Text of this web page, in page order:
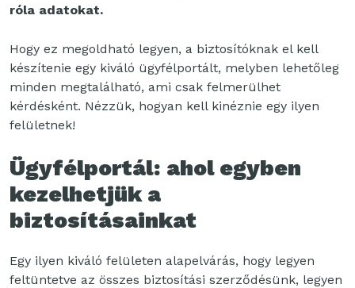
róla adatokat.
Hogy ez megoldható legyen, a biztosítóknak el kell
készítenie egy kiváló ügyfélportált, melyben lehetőleg
minden megtalálható, ami csak felmerülhet
kérdésként. Nézzük, hogyan kell kinéznie egy ilyen
felületnek!
Ügyfélportál: ahol egyben
kezelhetjük a
biztosításainkat
Egy ilyen kiváló felületen alapelvárás, hogy legyen
feltüntetve az összes biztosítási szerződésünk, legyen